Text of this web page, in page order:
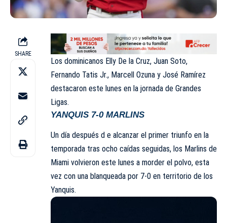
SHARE
Los dominicanos Elly De la Cruz, Juan Soto,
Fernando Tatis Jr., Marcell Ozuna y José Ramírez
destacaron este lunes en la jornada de Grandes
Ligas.
YANQUIS 7-0 MARLINS
Un día después d e alcanzar el primer triunfo en la
temporada tras ocho caídas seguidas, los Marlins de
Miami volvieron este lunes a morder el polvo, esta
vez con una blanqueada por 7-0 en territorio de los
Yanquis.